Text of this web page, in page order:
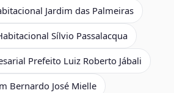
Jardim das Palmeiras
Sílvio Passalacqua
Prefeito Luiz Roberto Jábali
Bernardo José Mielle